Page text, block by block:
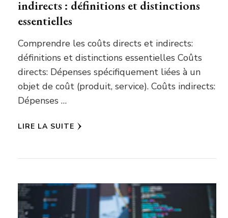
indirects : définitions et distinctions
essentielles
Comprendre les coûts directs et indirects:
définitions et distinctions essentielles Coûts
directs: Dépenses spécifiquement liées à un
objet de coût (produit, service). Coûts indirects:
Dépenses …
LIRE LA SUITE